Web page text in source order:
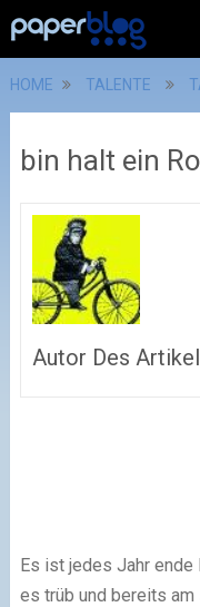
HOME TALENTE
bin halt ein
Autor Des
Es ist jedes Jahr
es trüb und bereits